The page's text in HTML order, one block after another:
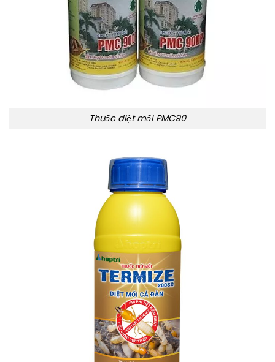
Thuốc diệt mối PMC90